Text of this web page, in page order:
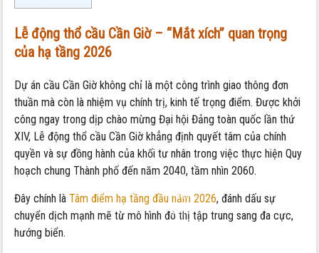
Cần
Giờ:
Khơi
Thông
Vận
Hội
Phát
Triển
Hướng
Biển
Lễ động thổ cầu Cần Giờ – “Mắt xích” quan trọng
của hạ tầng 2026
Dự án cầu Cần Giờ không chỉ là một công trình giao thông đơn
thuần mà còn là nhiệm vụ chính trị, kinh tế trọng điểm. Được khởi
công ngay trong dịp chào mừng Đại hội Đảng toàn quốc lần thứ
XIV, Lễ động thổ cầu Cần Giờ khẳng định quyết tâm của chính
quyền và sự đồng hành của khối tư nhân trong việc thực hiện Quy
hoạch chung Thành phố đến năm 2040, tầm nhìn 2060.
Đây chính làTâm điểm hạ tầng đầu năm 2026, đánh dấu sự
chuyển dịch mạnh mẽ từ mô hình đô thị tập trung sang đa cực,
hướng biển.